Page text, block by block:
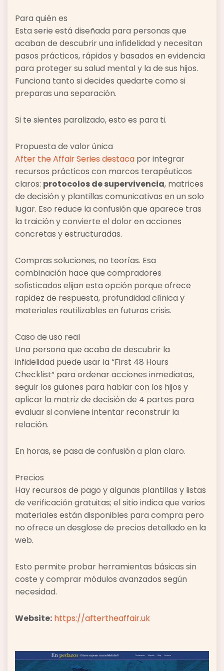
Para quién es
Esta serie está diseñada para personas que
acaban de descubrir una infidelidad y necesitan
pasos prácticos, rápidos y basados en evidencia
para proteger su salud mental y la de sus hijos.
Funciona tanto si decides quedarte como si
preparas una separación.
Si te sientes paralizado, esto es para ti.
Propuesta de valor única
After the Affair Series destaca por integrar
recursos prácticos con marcos terapéuticos
claros: protocolos de supervivencia, matrices
de decisión y plantillas comunicativas en un solo
lugar. Eso reduce la confusión que aparece tras
la traición y convierte el dolor en acciones
concretas y estructuradas.
Compras soluciones, no teorías. Esa
combinación hace que compradores
sofisticados elijan esta opción porque ofrece
rapidez de respuesta, profundidad clínica y
materiales reutilizables en futuras crisis.
Caso de uso real
Una persona que acaba de descubrir la
infidelidad puede usar la “First 48 Hours
Checklist” para ordenar acciones inmediatas,
seguir los guiones para hablar con los hijos y
aplicar la matriz de decisión de 4 partes para
evaluar si conviene intentar reconstruir la
relación.
En horas, se pasa de confusión a plan claro.
Precios
Hay recursos de pago y algunas plantillas y listas
de verificación gratuitas; el sitio indica que varios
materiales están disponibles para compra pero
no ofrece un desglose de precios detallado en la
web.
Esto permite probar herramientas básicas sin
coste y comprar módulos avanzados según
necesidad.
Website: https://aftertheaffair.uk